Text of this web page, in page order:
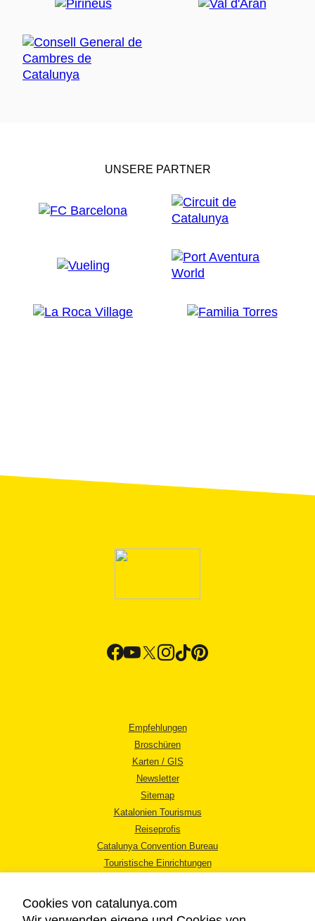
UNSERE PARTNER
Empfehlungen
Broschüren
Karten / GIS
Newsletter
Sitemap
Katalonien Tourismus
Reiseprofis
Catalunya Convention Bureau
Touristische Einrichtungen
Cookies von catalunya.com